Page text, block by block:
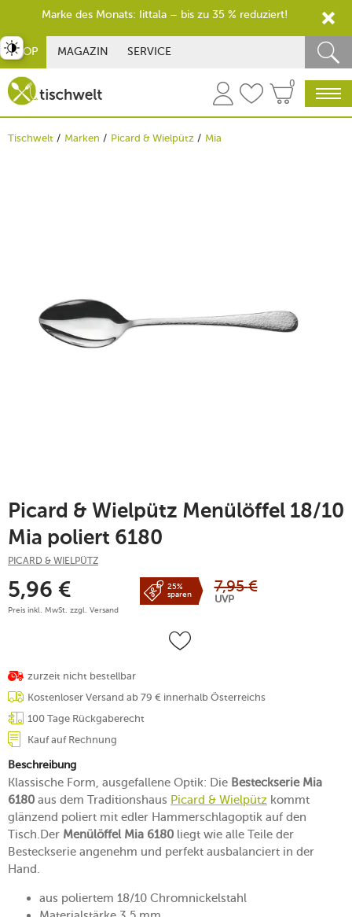
SHOP MAGAZIN SERVICE
0
Tischwelt Marken Picard & Wielpütz Mia
Picard & Wielpütz Menülöffel 18/10
Mia poliert 6180
PICARD & WIELPÜTZ
5,96 €
Preis inkl. MwSt. zzgl. Versand
25%
sparen
7,95 €
UVP
zurzeit nicht bestellbar
Kostenloser Versand ab 79 € innerhalb Österreichs
100 Tage Rückgaberecht
Kauf auf Rechnung
Beschreibung
Klassische Form, ausgefallene Optik: Die Besteckserie Mia
6180 aus dem Traditionshaus Picard & Wielpütz kommt
glänzend poliert mit edler Hammerschlagoptik auf den
Tisch.Der Menülöffel Mia 6180 liegt wie alle Teile der
Besteckserie angenehm und perfekt ausbalanciert in der
Hand.
aus poliertem 18/10 Chromnickelstahl
umschalten
Marke des Monats: Iittala – bis zu 35 % reduziert!